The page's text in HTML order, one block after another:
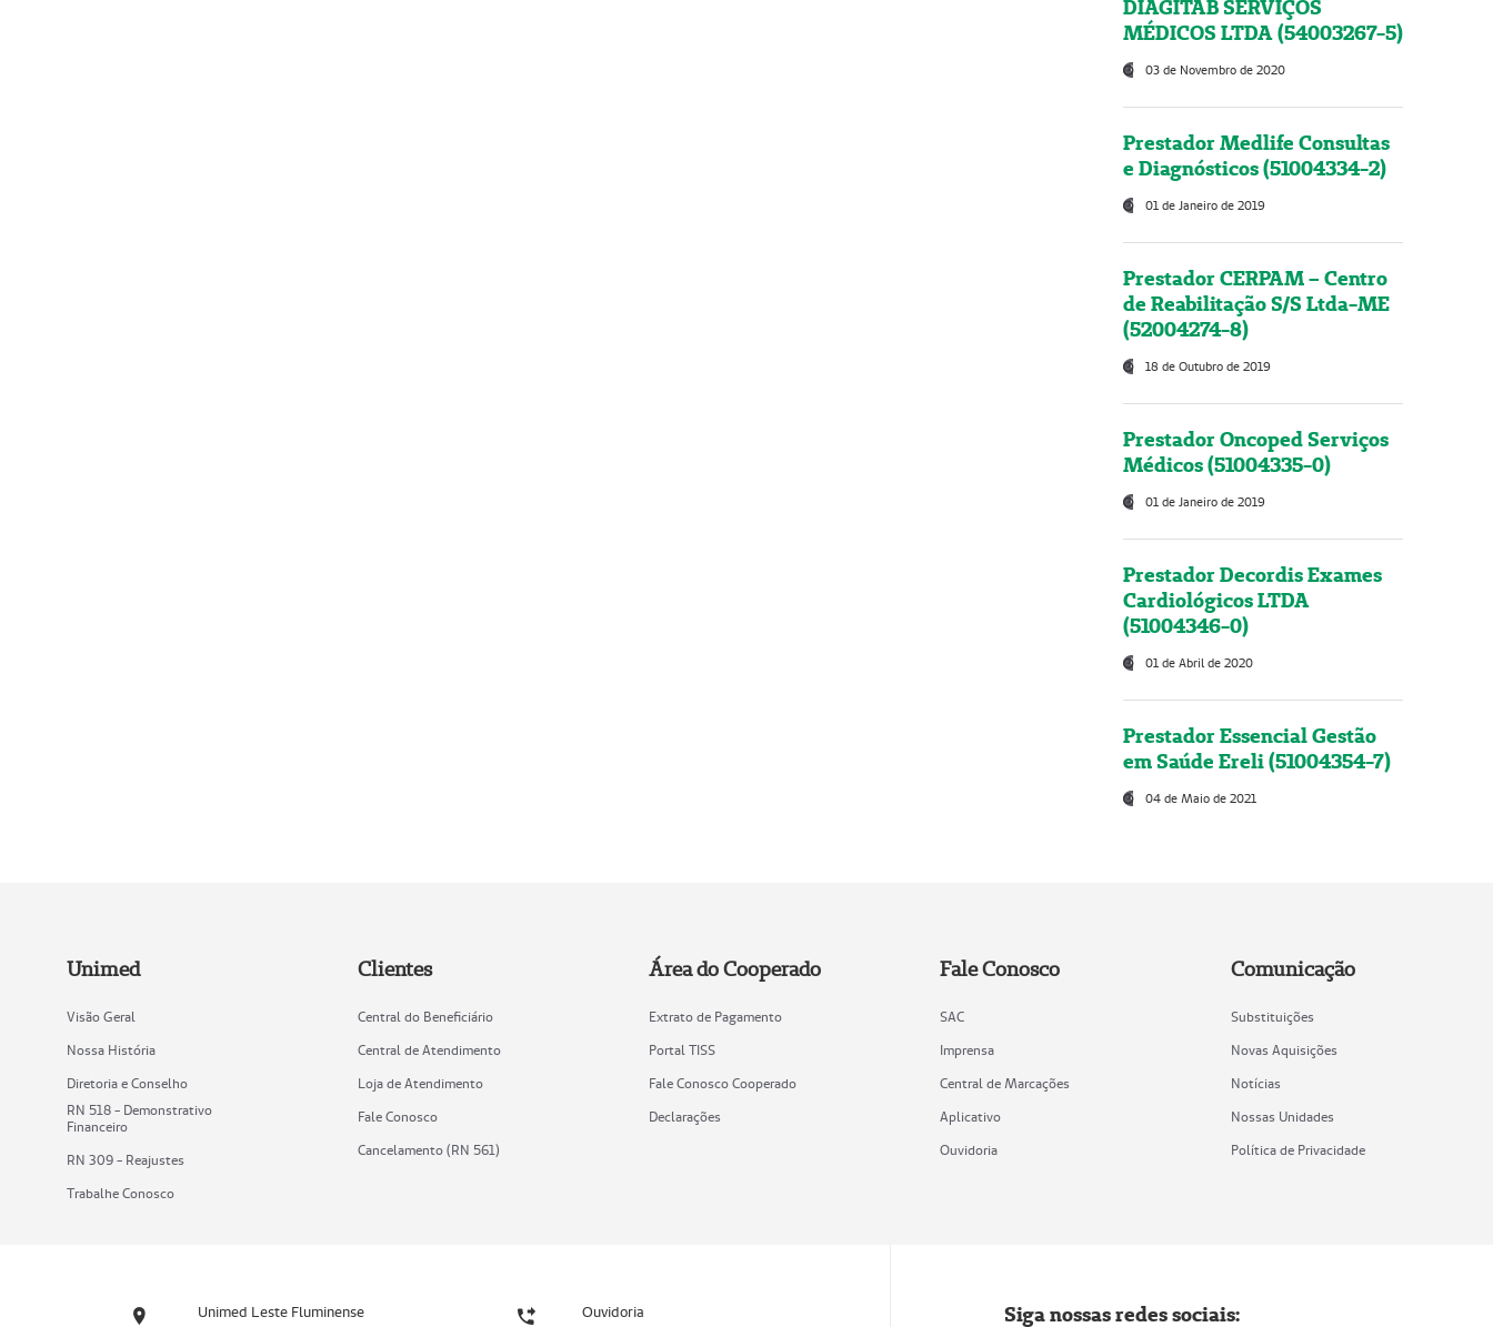
DIAGITAB SERVIÇOS
MÉDICOS LTDA (54003267-5)
03 de Novembro de 2020
Prestador Medlife Consultas
e Diagnósticos (51004334-2)
01 de Janeiro de 2019
Prestador CERPAM – Centro
de Reabilitação S/S Ltda-ME
(52004274-8)
18 de Outubro de 2019
Prestador Oncoped Serviços
Médicos (51004335-0)
01 de Janeiro de 2019
Prestador Decordis Exames
Cardiológicos LTDA
(51004346-0)
01 de Abril de 2020
Prestador Essencial Gestão
em Saúde Ereli (51004354-7)
04 de Maio de 2021
Unimed
Visão Geral
Nossa História
Diretoria e Conselho
RN 518 - Demonstrativo
Financeiro
RN 309 - Reajustes
Trabalhe Conosco
Clientes
Central do Beneficiário
Central de Atendimento
Loja de Atendimento
Fale Conosco
Cancelamento (RN 561)
Área do Cooperado
Extrato de Pagamento
Portal TISS
Fale Conosco Cooperado
Declarações
Fale Conosco
SAC
Imprensa
Central de Marcações
Aplicativo
Ouvidoria
Comunicação
Substituições
Novas Aquisições
Notícias
Nossas Unidades
Política de Privacidade
Unimed Leste Fluminense Ouvidoria Siga nossas redes sociais: